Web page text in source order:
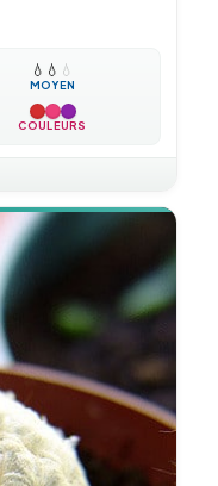
💧 💧 💧
MOYEN
COULEURS